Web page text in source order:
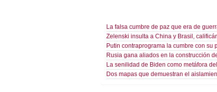
La falsa cumbre de paz que era de
Zelenski insulta a China y Brasil,
Putin contraprograma la cumbre con su
Rusia gana aliados en la construcción
La senilidad de Biden como metáfora
Dos mapas que demuestran el